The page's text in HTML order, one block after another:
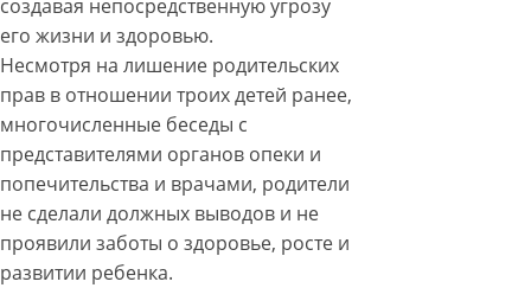
создавая непосредственную угрозу
его жизни и здоровью.
Несмотря на лишение родительских
прав в отношении троих детей ранее,
многочисленные беседы с
представителями органов опеки и
попечительства и врачами, родители
не сделали должных выводов и не
проявили заботы о здоровье, росте и
развитии ребенка.